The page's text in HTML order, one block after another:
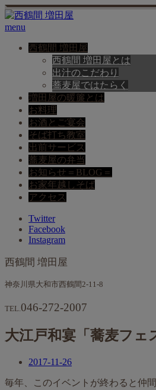
menu
西鶴間 増田屋
西鶴間 増田屋とは
出汁のこだわり
蕎麦屋ではたらく
増田屋の暖簾とは
お料理
お酒とご宴会
そば打ち教室
出前サービス
蕎麦屋の弁当
お知らせ＝BLOG＝
お家年越しそば
アクセス
Twitter
Facebook
Instagram
西鶴間 増田屋
神奈川県大和市西鶴間2-11-8
TEL.046-272-2007
大江戸和宴「蕎麦フェ
2017-11-26
毎年、このイベントが終わると仲